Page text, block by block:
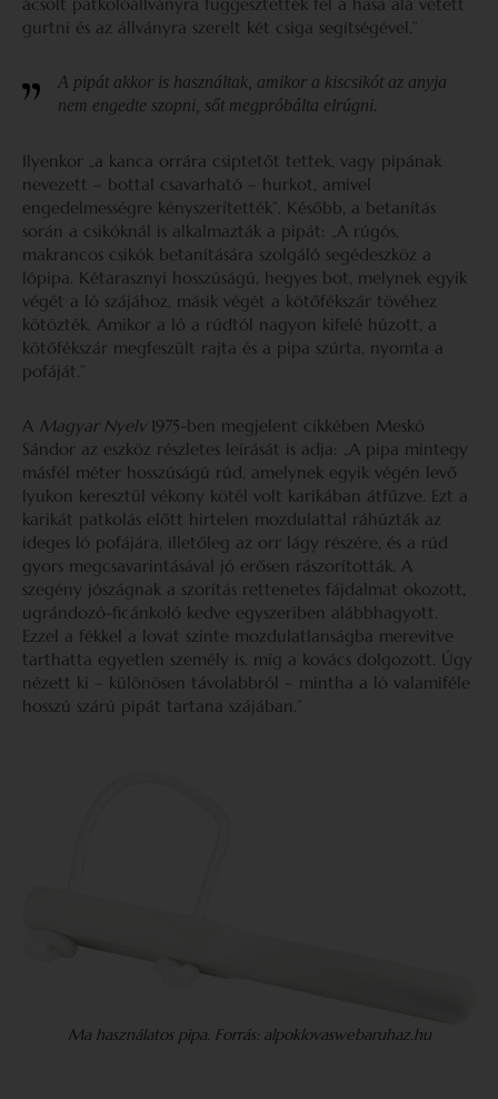
ácsolt patkolóállványra függesztették fel a hasa alá vetett
gurtni és az állványra szerelt két csiga segítségével.”
A pipát akkor is használtak, amikor a kiscsikót az anyja
nem engedte szopni, sőt megpróbálta elrúgni.
Ilyenkor „a kanca orrára csiptetőt tettek, vagy pipának
nevezett – bottal csavarható – hurkot, amivel
engedelmességre kényszerítették”. Később, a betanítás
során a csikóknál is alkalmazták a pipát: „A rúgós,
makrancos csikók betanítására szolgáló segédeszköz a
lópipa. Kétarasznyi hosszúságú, hegyes bot, melynek egyik
végét a ló szájához, másik végét a kötőfékszár tövéhez
kötözték. Amikor a ló a rúdtól nagyon kifelé húzott, a
kötőfékszár megfeszült rajta és a pipa szúrta, nyomta a
pofáját.”
A Magyar Nyelv 1975-ben megjelent cikkében Meskó
Sándor az eszköz részletes leírását is adja: „A pipa mintegy
másfél méter hosszúságú rúd, amelynek egyik végén levő
lyukon keresztül vékony kötél volt karikában átfűzve. Ezt a
karikát patkolás előtt hirtelen mozdulattal ráhúzták az
ideges ló pofájára, illetőleg az orr lágy részére, és a rúd
gyors megcsavarintásával jó erősen rászorították. A
szegény jószágnak a szorítás rettenetes fájdalmat okozott,
ugrándozó-ficánkoló kedve egyszeriben alábbhagyott.
Ezzel a fékkel a lovat szinte mozdulatlanságba merevitve
tarthatta egyetlen személy is, míg a kovács dolgozott. Úgy
nézett ki – különösen távolabbról – mintha a ló valamiféle
hosszú szárú pipát tartana szájában.”
Ma használatos pipa. Forrás: alpoklovaswebaruhaz.hu